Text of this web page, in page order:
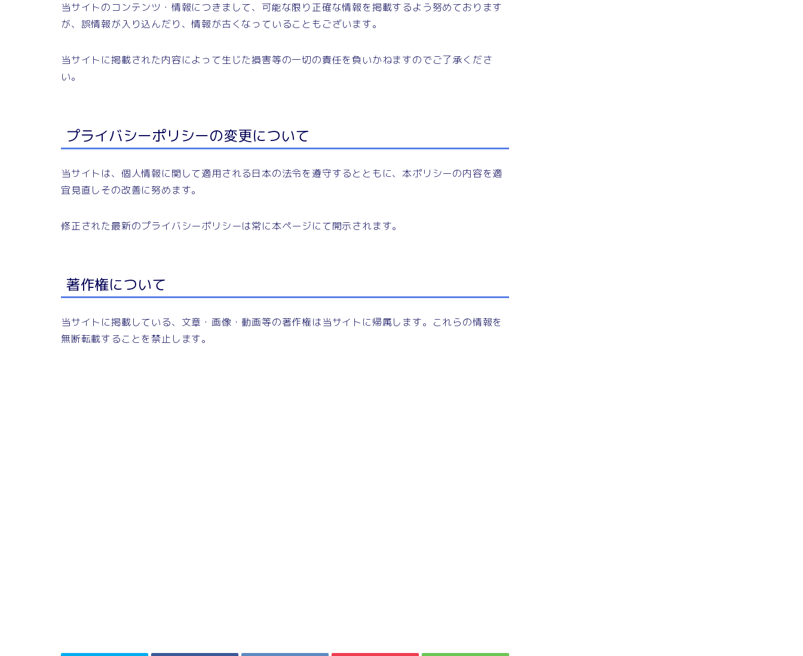
当サイトのコンテンツ・情報につきまして、可能な限り正確な情報を掲載するよう努めております
が、誤情報が入り込んだり、情報が古くなっていることもございます。
当サイトに掲載された内容によって生じた損害等の一切の責任を負いかねますのでご了承くださ
い。
プライバシーポリシーの変更について
当サイトは、個人情報に関して適用される日本の法令を遵守するとともに、本ポリシーの内容を適
宜見直しその改善に努めます。
修正された最新のプライバシーポリシーは常に本ページにて開示されます。
著作権について
当サイトに掲載している、文章・画像・動画等の著作権は当サイトに帰属します。これらの情報を
無断転載することを禁止します。